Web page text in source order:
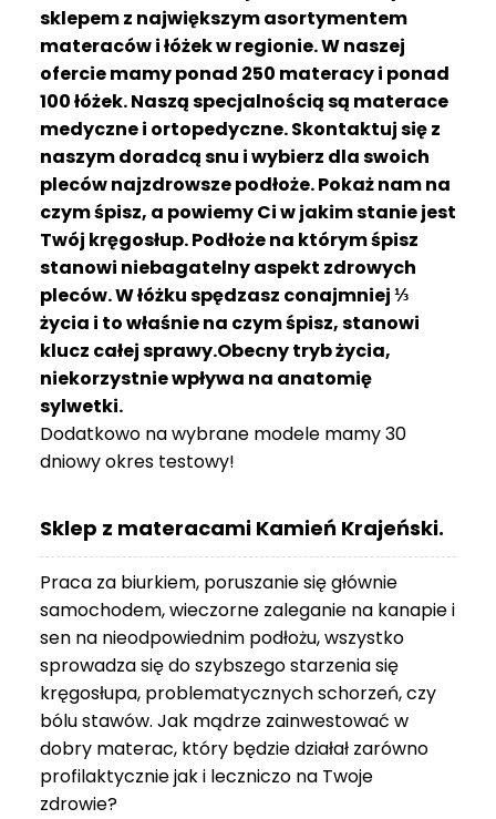
sklepem z największym asortymentem
materaców i łóżek w regionie. W naszej
ofercie mamy ponad 250 materacy i ponad
100 łóżek. Naszą specjalnością są materace
medyczne i ortopedyczne. Skontaktuj się z
naszym doradcą snu i wybierz dla swoich
pleców najzdrowsze podłoże. Pokaż nam na
czym śpisz, a powiemy Ci w jakim stanie jest
Twój kręgosłup. Podłoże na którym śpisz
stanowi niebagatelny aspekt zdrowych
pleców. W łóżku spędzasz conajmniej ⅓
życia i to właśnie na czym śpisz, stanowi
klucz całej sprawy.Obecny tryb życia,
niekorzystnie wpływa na anatomię
sylwetki.
Dodatkowo na wybrane modele mamy 30
dniowy okres testowy!
Sklep z materacami Kamień Krajeński.
Praca za biurkiem, poruszanie się głównie
samochodem, wieczorne zaleganie na kanapie i
sen na nieodpowiednim podłożu, wszystko
sprowadza się do szybszego starzenia się
kręgosłupa, problematycznych schorzeń, czy
bólu stawów. Jak mądrze zainwestować w
dobry materac, który będzie działał zarówno
profilaktycznie jak i leczniczo na Twoje
zdrowie?